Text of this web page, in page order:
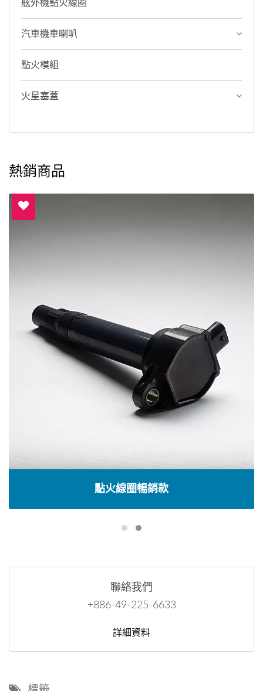
舷外機點火線圈
汽車機車喇叭
點火模組
火星塞蓋
熱銷商品
點火線圈暢銷款
聯絡我們
+886-49-225-6633
詳細資料